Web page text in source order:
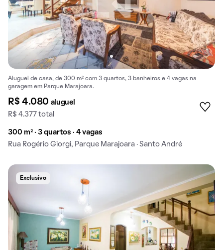
Aluguel de casa, de 300 m² com 3 quartos, 3 banheiros e 4 vagas na
garagem em Parque Marajoara.
R$ 4.080 aluguel
R$ 4.377 total
300 m² · 3 quartos · 4 vagas
Rua Rogério Giorgi, Parque Marajoara · Santo André
Exclusivo